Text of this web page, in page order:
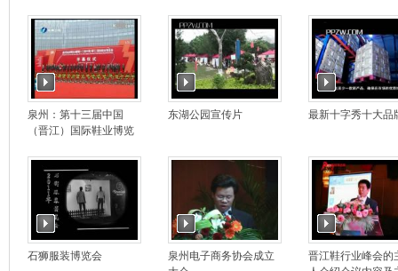
泉州：第十三届中国
（晋江）国际鞋业博览
东湖公园宣传片 最新十字秀十大品
石狮服装博览会
泉州电子商务协会成立
晋江鞋行业峰会的